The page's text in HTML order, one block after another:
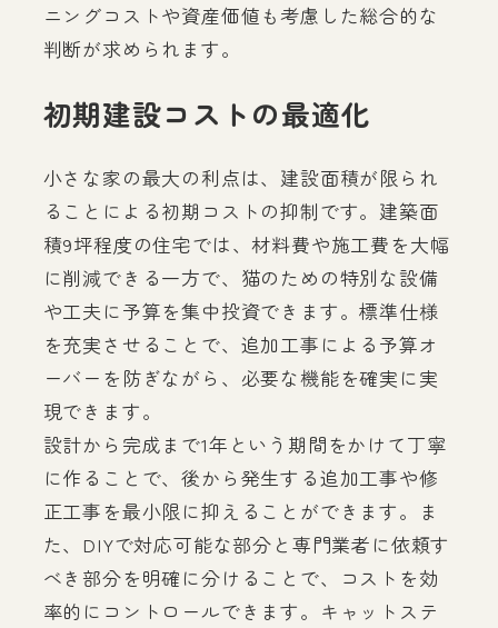
ニングコストや資産価値も考慮した総合的な
判断が求められます。
初期建設コストの最適化
小さな家の最大の利点は、建設面積が限られ
ることによる初期コストの抑制です。建築面
積9坪程度の住宅では、材料費や施工費を大幅
に削減できる一方で、猫のための特別な設備
や工夫に予算を集中投資できます。標準仕様
を充実させることで、追加工事による予算オ
ーバーを防ぎながら、必要な機能を確実に実
現できます。
設計から完成まで1年という期間をかけて丁寧
に作ることで、後から発生する追加工事や修
正工事を最小限に抑えることができます。ま
た、DIYで対応可能な部分と専門業者に依頼す
べき部分を明確に分けることで、コストを効
率的にコントロールできます。キャットステ